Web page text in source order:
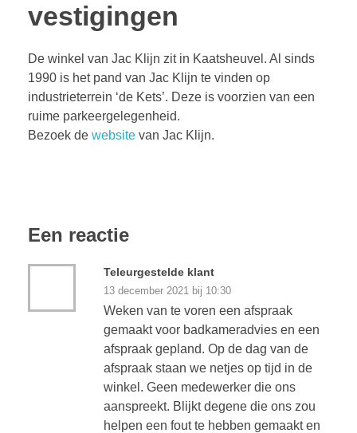
vestigingen
De winkel van Jac Klijn zit in Kaatsheuvel. Al sinds
1990 is het pand van Jac Klijn te vinden op
industrieterrein ‘de Kets’. Deze is voorzien van een
ruime parkeergelegenheid.
Bezoek de website van Jac Klijn.
Een reactie
Teleurgestelde klant
13 december 2021 bij 10:30
Weken van te voren een afspraak
gemaakt voor badkameradvies en een
afspraak gepland. Op de dag van de
afspraak staan we netjes op tijd in de
winkel. Geen medewerker die ons
aanspreekt. Blijkt degene die ons zou
helpen een fout te hebben gemaakt en